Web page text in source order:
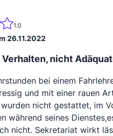
1.0
26.11.2022
nicht
bei einem
und mit einer rauen
nicht gestattet, im
während seines
nicht. Sekretariat wirkt